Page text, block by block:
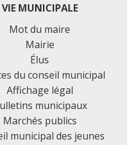
VIE MUNICIPALE
Mot du maire
Mairie
Élus
du conseil municipal
Affichage légal
municipaux
Marchés publics
municipal des jeunes